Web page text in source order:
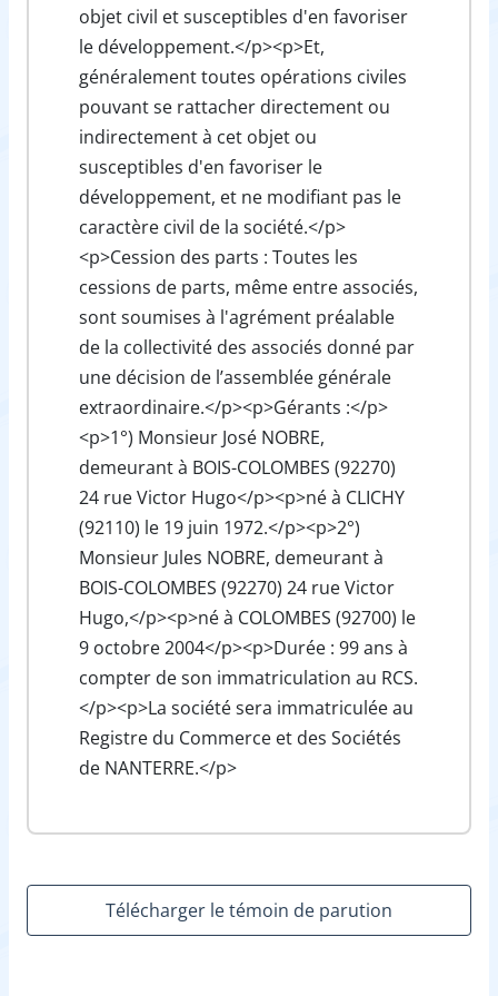
objet civil et susceptibles d'en favoriser
le développement.</p><p>Et,
généralement toutes opérations civiles
pouvant se rattacher directement ou
indirectement à cet objet ou
susceptibles d'en favoriser le
développement, et ne modifiant pas le
caractère civil de la société.</p>
<p>Cession des parts : Toutes les
cessions de parts, même entre associés,
sont soumises à l'agrément préalable
de la collectivité des associés donné par
une décision de l’assemblée générale
extraordinaire.</p><p>Gérants :</p>
<p>1°) Monsieur José NOBRE,
demeurant à BOIS-COLOMBES (92270)
24 rue Victor Hugo</p><p>né à CLICHY
(92110) le 19 juin 1972.</p><p>2°)
Monsieur Jules NOBRE, demeurant à
BOIS-COLOMBES (92270) 24 rue Victor
Hugo,</p><p>né à COLOMBES (92700) le
9 octobre 2004</p><p>Durée : 99 ans à
compter de son immatriculation au RCS.
</p><p>La société sera immatriculée au
Registre du Commerce et des Sociétés
de NANTERRE.</p>
Télécharger le témoin de parution